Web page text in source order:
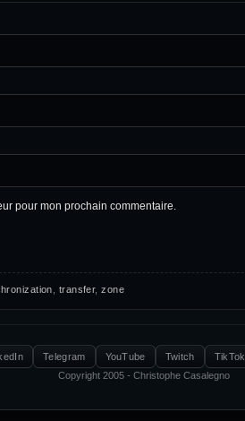
pour mon prochain commentaire.
transfer,zone
Telegram YouTube Twitch TikTok
Copyright 2005 - Christophe Casalegno